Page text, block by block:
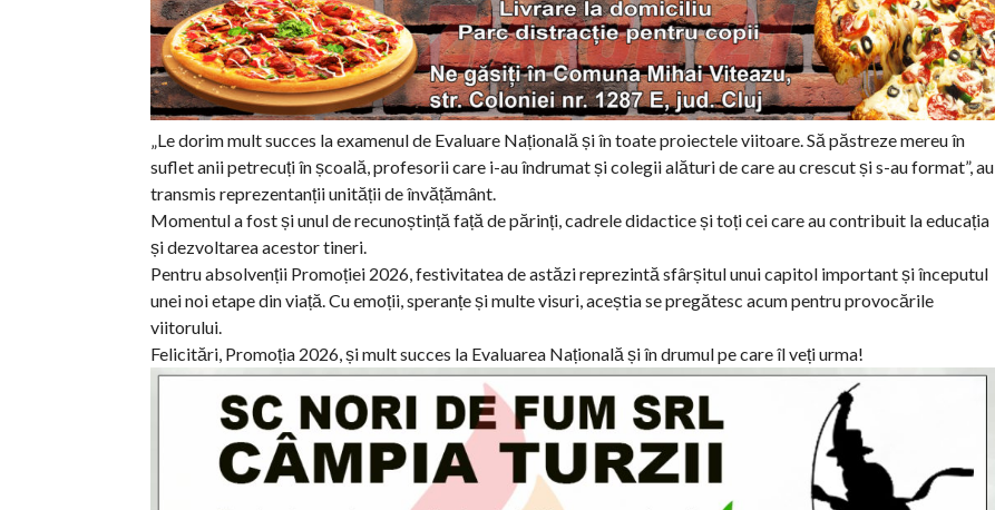
„Le dorim mult succes la examenul de Evaluare Națională și în toate proiectele viitoare. Să păstreze mereu în
suflet anii petrecuți în școală, profesorii care i-au îndrumat și colegii alături de care au crescut și s-au format”, au
transmis reprezentanții unității de învățământ.
Momentul a fost și unul de recunoștință față de părinți, cadrele didactice și toți cei care au contribuit la educația
și dezvoltarea acestor tineri.
Pentru absolvenții Promoției 2026, festivitatea de astăzi reprezintă sfârșitul unui capitol important și începutul
unei noi etape din viață. Cu emoții, speranțe și multe visuri, aceștia se pregătesc acum pentru provocările
viitorului.
Felicitări, Promoția 2026, și mult succes la Evaluarea Națională și în drumul pe care îl veți urma!